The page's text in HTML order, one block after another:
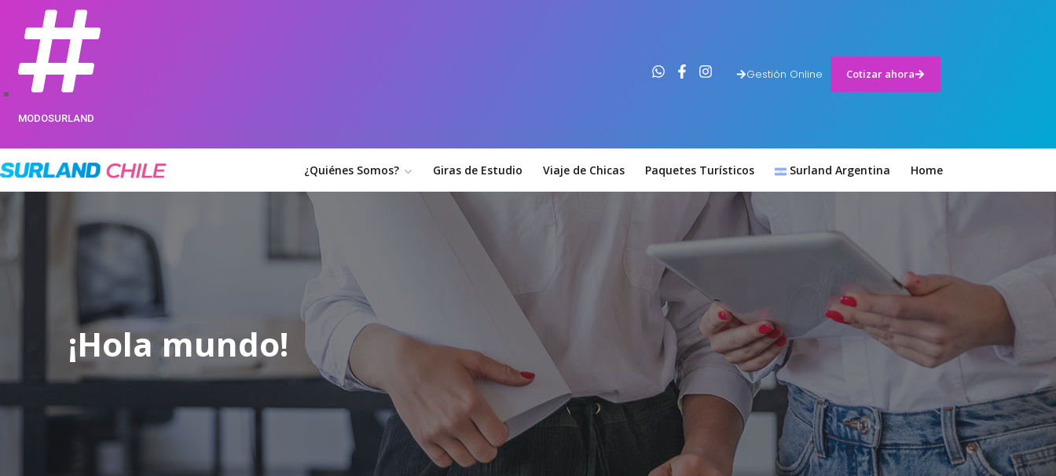
MODOSURLAND
Gestión Online Cotizar ahora
¿Quiénes Somos? Giras de Estudio Viaje de Chicas Paquetes Turísticos Surland Argentina Home
¡Hola mundo!